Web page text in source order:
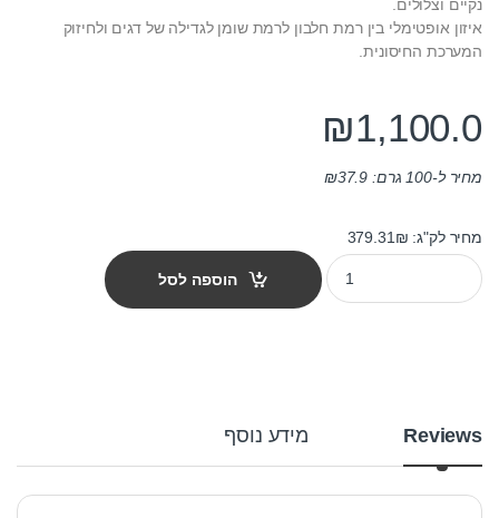
נקיים וצלולים.
איזון אופטימלי בין רמת חלבון לרמת שומן לגדילה של דגים ולחיזוק
המערכת החיסונית.
₪1,100.0
מחיר ל-100 גרם: ₪37.9
מחיר לק"ג: 379.31₪
מזון לנקאי jbl נובו פלאקו 5.5 ליטר quantity
הוספה לסל
Reviews מידע נוסף